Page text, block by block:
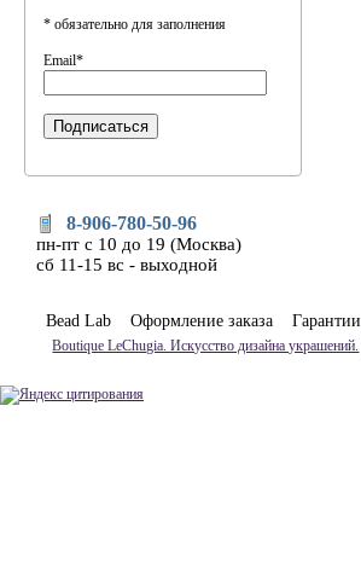
* обязательно для заполнения
Email*
8-906-780-50-96
пн-пт с 10 до 19 (Москва)
сб 11-15 вс - выходной
Bead Lab Оформление заказа Гарантии
Boutique LeChugia. Искусство дизайна украшений.